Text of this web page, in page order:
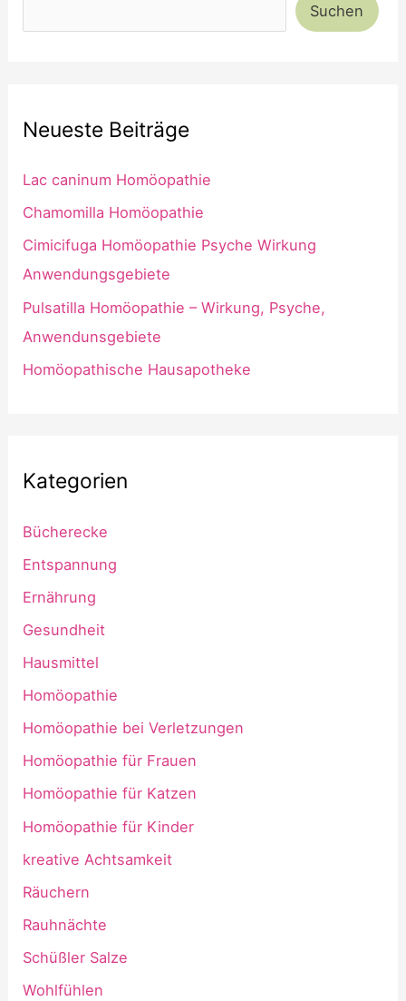
Suchen
Neueste Beiträge
Lac caninum Homöopathie
Chamomilla Homöopathie
Cimicifuga Homöopathie Psyche Wirkung
Anwendungsgebiete
Pulsatilla Homöopathie – Wirkung, Psyche,
Anwendunsgebiete
Homöopathische Hausapotheke
Kategorien
Bücherecke
Entspannung
Ernährung
Gesundheit
Hausmittel
Homöopathie
Homöopathie bei Verletzungen
Homöopathie für Frauen
Homöopathie für Katzen
Homöopathie für Kinder
kreative Achtsamkeit
Räuchern
Rauhnächte
Schüßler Salze
Wohlfühlen